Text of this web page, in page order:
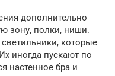
дополнительно
зону, полки, ниши.
которые
иногда пускают по
настенное бра и